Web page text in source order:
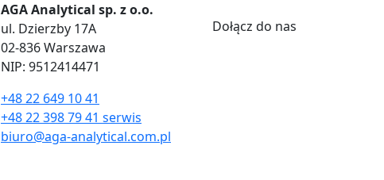
AGA Analytical sp. z o.o.
ul. Dzierzby 17A
02-836 Warszawa
NIP: 9512414471
+48 22 649 10 41
+48 22 398 79 41 serwis
biuro@aga-analytical.com.pl
Dołącz do nas